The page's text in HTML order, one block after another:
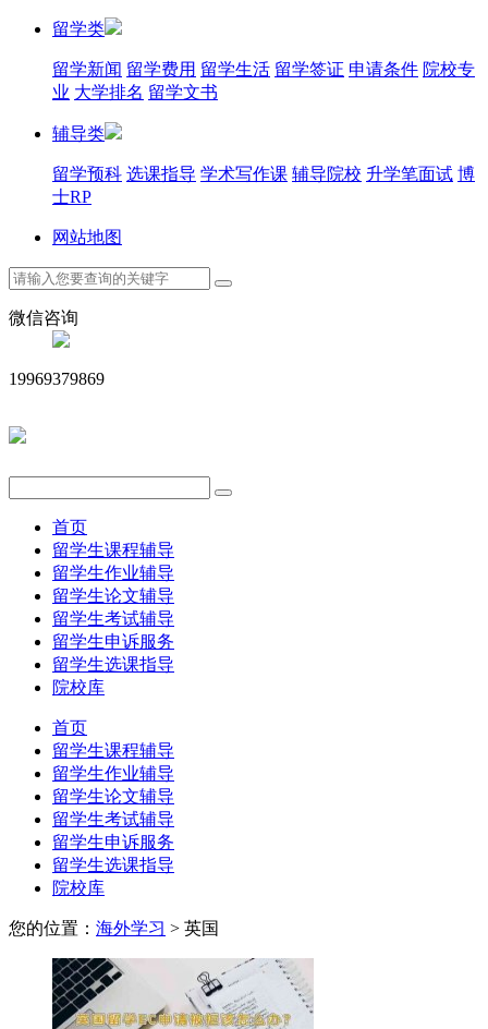
留学类
留学新闻 留学费用 留学生活 留学签证 申请条件 院校专
业 大学排名 留学文书
辅导类
留学预科 选课指导 学术写作课 辅导院校 升学笔面试 博
士RP
网站地图
微信咨询
19969379869
首页
留学生课程辅导
留学生作业辅导
留学生论文辅导
留学生考试辅导
留学生申诉服务
留学生选课指导
院校库
首页
留学生课程辅导
留学生作业辅导
留学生论文辅导
留学生考试辅导
留学生申诉服务
留学生选课指导
院校库
您的位置： 海外学习 > 英国